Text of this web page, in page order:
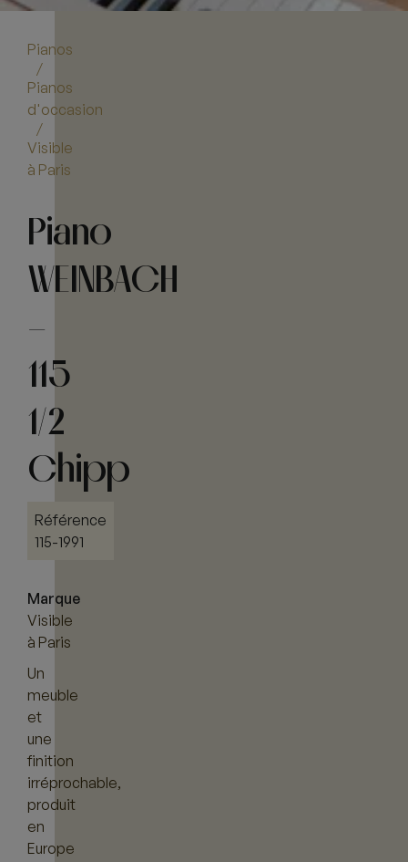
Pianos
/
Pianos
d'occasion
/
Visible
à Paris
Piano
WEINBACH
–
115
1/2
Chipp
Référence
115-1991
Marque
Visible
à Paris
Un
meuble
et
une
finition
irréprochable,
produit
en
Europe